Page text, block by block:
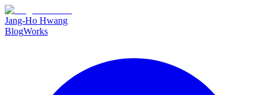
Jang-Ho Hwang
BlogWorks